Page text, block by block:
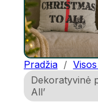
Pradžia /
Dekoratyvinė
All’